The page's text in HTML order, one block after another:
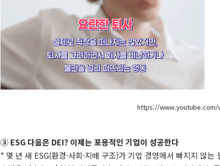
https://www.youtube.com/
③ ESG 다음은 DEI? 이제는 포용적인 기업이 성공한다
* 몇 년 새 ESG(환경·사회·지배 구조)가 기업 경영에서 빠지지 않